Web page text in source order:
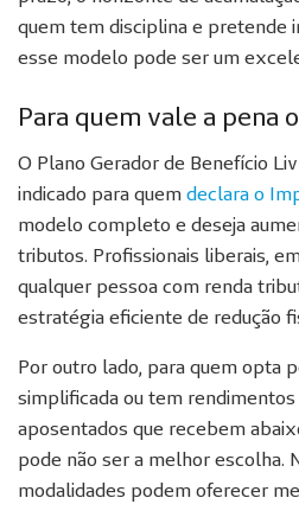
quem tem disciplina e pretende
esse modelo pode ser um
Para quem vale a pena
O Plano Gerador de Benefício
indicado para quem declara o
modelo completo e deseja
tributos. Profissionais liberais,
qualquer pessoa com renda
estratégia eficiente de redução
Por outro lado, para quem opta
simplificada ou tem
aposentados que recebem
pode não ser a melhor escolha.
modalidades podem oferecer